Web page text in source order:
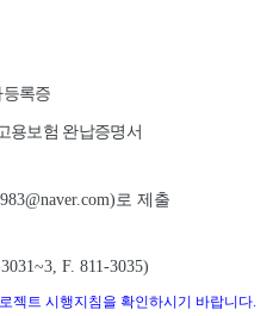
록증
용보험 완납증명서
)로 제출
F. 811-3035)
젝트 시행지침을 확인하시기 바랍니다.